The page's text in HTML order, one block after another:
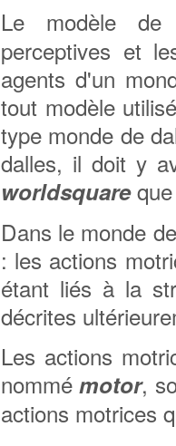
Le modèle
perceptives et
agents d'un
tout modèle
type monde de
dalles, il doit y
worldsquareque
Dans le monde
: les actions
étant liés à la
décrites
Les actions
nommémotor,
actions motrices